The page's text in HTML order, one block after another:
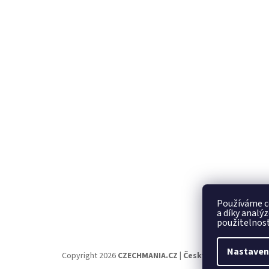
Používáme
a díky
Copyright 2026 CZECHMANIA.CZ | Český fanshop v